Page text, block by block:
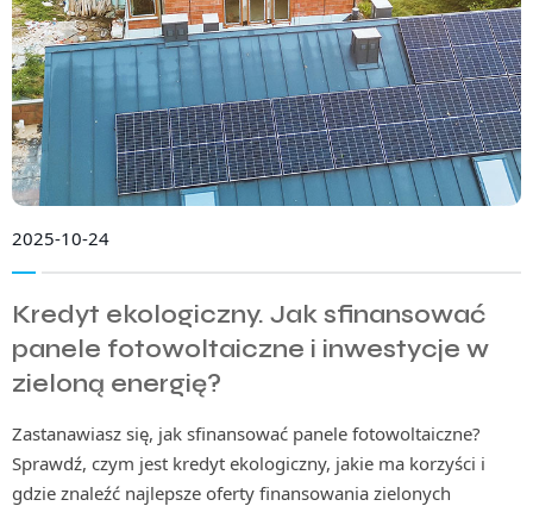
2025-10-24
Kredyt ekologiczny. Jak sfinansować
panele fotowoltaiczne i inwestycje w
zieloną energię?
Zastanawiasz się, jak sfinansować panele fotowoltaiczne?
Sprawdź, czym jest kredyt ekologiczny, jakie ma korzyści i
gdzie znaleźć najlepsze oferty finansowania zielonych